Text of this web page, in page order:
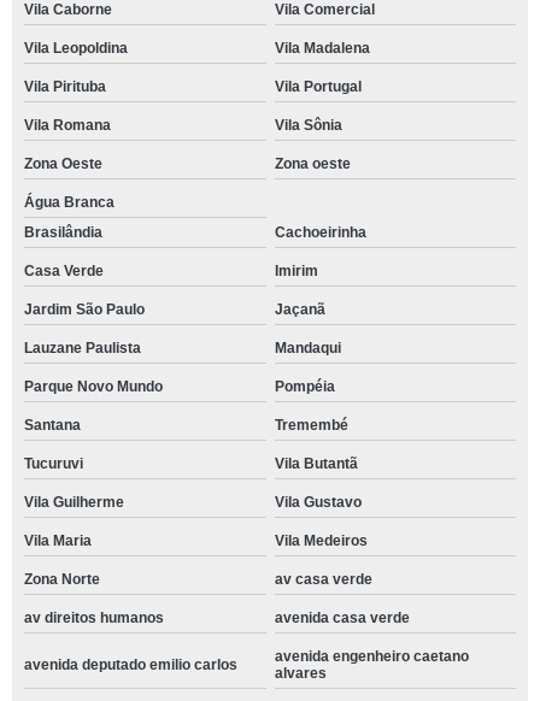
Vila Caborne Vila Comercial
Vila Leopoldina Vila Madalena
Vila Pirituba Vila Portugal
Vila Romana Vila Sônia
Zona Oeste Zona oeste
Água Branca
Brasilândia
Cachoeirinha
Casa Verde Imirim
Jardim São Paulo Jaçanã
Lauzane Paulista Mandaqui
Parque Novo Mundo Pompéia
Santana Tremembé
Tucuruvi Vila Butantã
Vila Guilherme Vila Gustavo
Vila Maria Vila Medeiros
Zona Norte av casa verde
av direitos humanos avenida casa verde
avenida deputado emilio carlos
avenida engenheiro caetano
alvares